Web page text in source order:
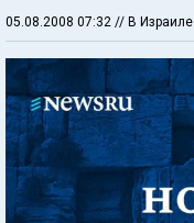
05.08.2008 07:32 // В Израиле